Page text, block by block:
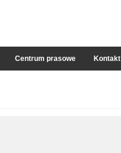
Centrum prasowe Kontakt